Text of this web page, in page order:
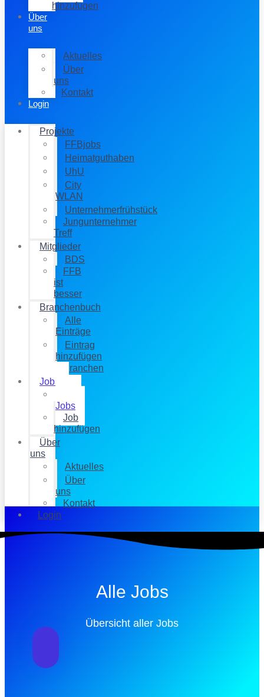
hinzufügen
Über
uns
Aktuelles
Über
uns
Kontakt
Login
Projekte
FFBjobs
Heimatguthaben
UhU
City
WLAN
Unternehmerfrühstück
Jungunternehmer
Treff
Mitglieder
BDS
FFB
ist
besser
Branchenbuch
Alle
Einträge
Eintrag
hinzufügen
Branchen
Jobs
Jobs
Job
hinzufügen
Über
uns
Aktuelles
Über
uns
Kontakt
Login
Alle Jobs
Übersicht aller Jobs